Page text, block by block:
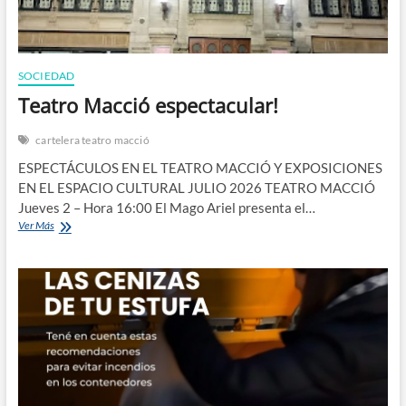
SOCIEDAD
Teatro Macció espectacular!
cartelera teatro macció
ESPECTÁCULOS EN EL TEATRO MACCIÓ Y EXPOSICIONES
EN EL ESPACIO CULTURAL JULIO 2026 TEATRO MACCIÓ
Jueves 2 – Hora 16:00 El Mago Ariel presenta el…
Ver MásTeatro